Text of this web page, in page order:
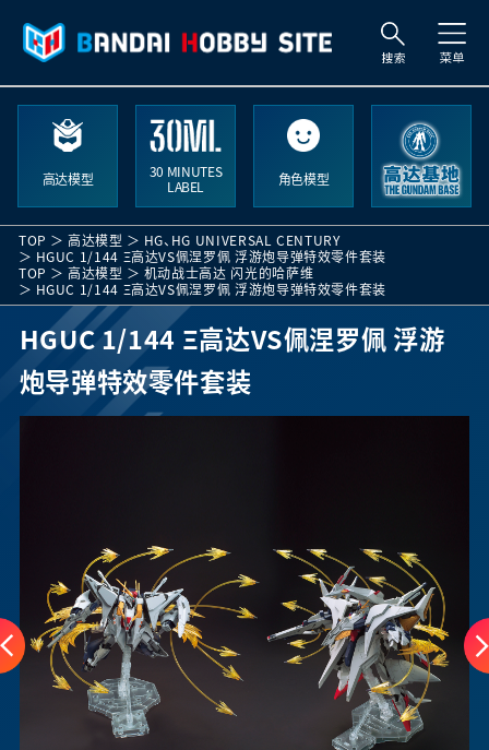
高达模型
30 MINUTES
LABEL
角色模型
TOP 高达模型 HG、 HG UNIVERSAL CENTURY
HGUC 1/144 Ξ高达VS佩涅罗佩 浮游炮导弹特效零件套装
TOP
高达模型
机动战士高达 闪光的哈萨维
HGUC 1/144 Ξ高达VS佩涅罗佩 浮游炮导弹特效零件套装
HGUC 1/144 Ξ高达VS佩涅罗佩 浮游
炮导弹特效零件套装